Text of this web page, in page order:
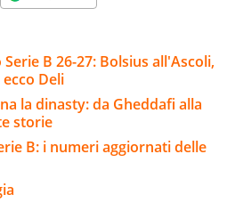
B 26-27: Bolsius all'Ascoli,
Deli
la dinasty: da Gheddafi alla
storie
B: i numeri aggiornati delle